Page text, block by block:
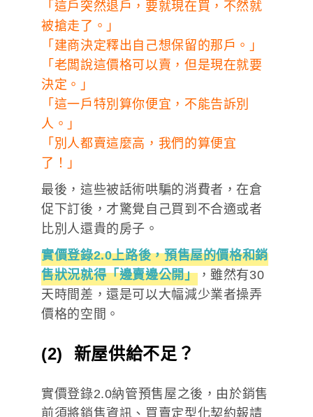
「這戶突然退戶，要就現在買，不然就
被搶走了。」
「建商決定釋出自己想保留的那戶。」
「老闆說這價格可以賣，但是現在就要
決定。」
「這一戶特別算你便宜，不能告訴別
人。」
「別人都賣這麼高，我們的算便宜
了！」
最後，這些被話術哄騙的消費者，在倉
促下訂後，才驚覺自己買到不合適或者
比別人還貴的房子。
實價登錄2.0上路後，預售屋的價格和銷
售狀況就得「邊賣邊公開」，雖然有30
天時間差，還是可以大幅減少業者操弄
價格的空間。
(2) 新屋供給不足？
實價登錄2.0納管預售屋之後，由於銷售
前須將銷售資訊、買賣定型化契約報請